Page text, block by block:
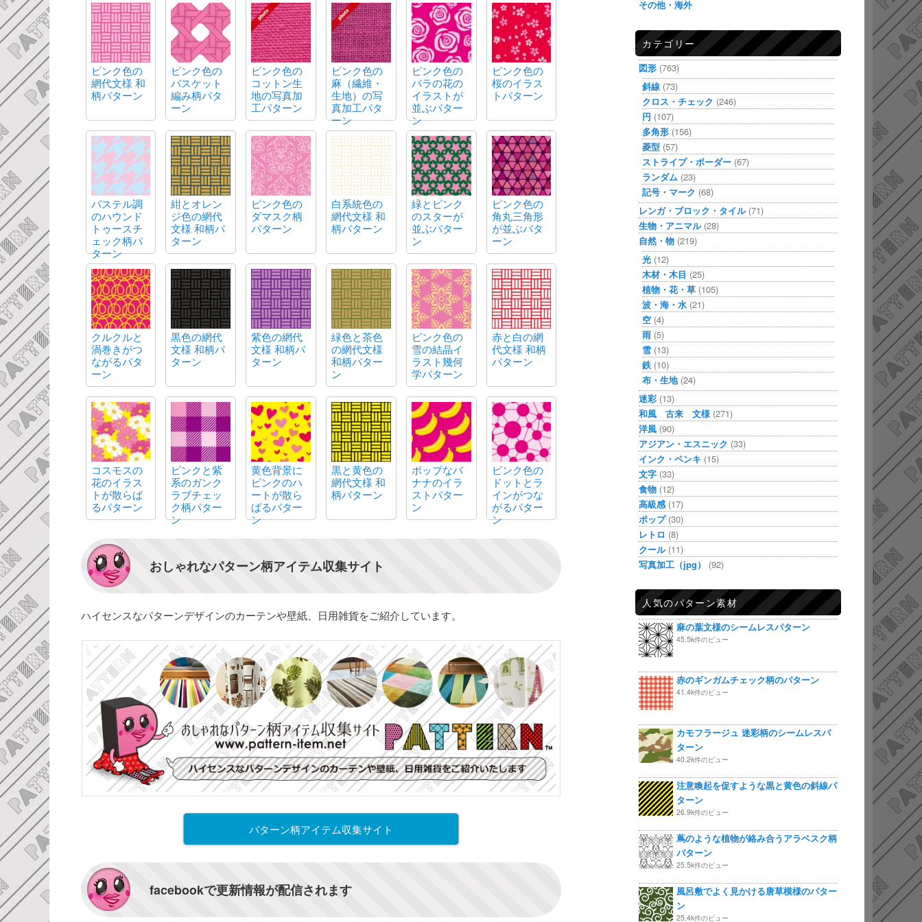
ピンク色の
網代文様 和
柄パターン
ピンク色の
バスケット
編み柄パタ
ーン
ピンク色の
コットン生
地の写真加
工パターン
ピンク色の
麻（繊維・
生地）の写
真加工パタ
ーン
ピンク色の
バラの花の
イラストが
並ぶパター
ン
ピンク色の
桜のイラス
トパターン
パステル調
のハウンド
トゥースチ
ェック柄パ
ターン
紺とオレン
ジ色の網代
文様 和柄パ
ターン
ピンク色の
ダマスク柄
パターン
白系統色の
網代文様 和
柄パターン
緑とピンク
のスターが
並ぶパター
ン
ピンク色の
角丸三角形
が並ぶパタ
ーン
クルクルと
渦巻きがつ
ながるパタ
ーン
黒色の網代
文様 和柄パ
ターン
紫色の網代
文様 和柄パ
ターン
緑色と茶色
の網代文様
和柄パター
ン
ピンク色の
雪の結晶イ
ラスト幾何
学パターン
赤と白の網
代文様 和柄
パターン
コスモスの
花のイラス
トが散らば
るパターン
ピンクと紫
系のガンク
ラブチェッ
ク柄パター
ン
黄色背景に
ピンクのハ
ートが散ら
ばるパター
ン
黒と黄色の
網代文様 和
柄パターン
ポップなバ
ナナのイラ
ストパター
ン
ピンク色の
ドットとラ
インがつな
がるパター
ン
おしゃれなパターン柄アイテム収集サイト
ハイセンスなパターンデザインのカーテンや壁紙、日用雑貨をご紹介しています。
パターン柄アイテム収集サイト
facebookで更新情報が配信されます
その他・海外
カテゴリー
図形 (763)
斜線 (73)
クロス・チェック (246)
円 (107)
多角形 (156)
菱型 (57)
ストライプ・ボーダー (67)
ランダム (23)
記号・マーク (68)
レンガ・ブロック・タイル(71)
生物・アニマル(28)
自然・物 (219)
光 (12)
木材・木目 (25)
植物・花・草 (105)
波・海・水 (21)
空 (4)
雨 (5)
雪 (13)
鉄 (10)
布・生地(24)
迷彩 (13)
和風 古来 文様 (271)
洋風 (90)
アジアン・エスニック (33)
インク・ペンキ (15)
文字 (33)
食物 (12)
高級感 (17)
ポップ(30)
レトロ (8)
クール(11)
写真加工（jpg）
(92)
人気のパターン素材
麻の葉文様のシームレスパターン
45.5k件のビュー
赤のギンガムチェック柄のパターン
41.4k件のビュー
カモフラージュ 迷彩柄のシームレスパ
ターン
40.2k件のビュー
注意喚起を促すような黒と黄色の斜線パ
ターン
26.9k件のビュー
蔦のような植物が絡み合うアラベスク柄
パターン
25.5k件のビュー
風呂敷でよく見かける唐草模様のパター
ン
25.4k件のビュー